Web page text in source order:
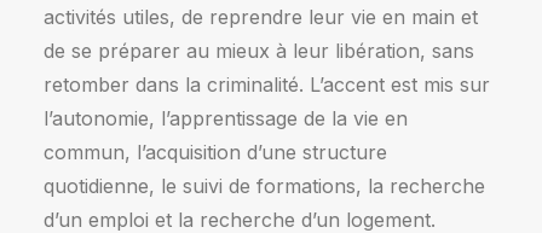
activités utiles, de reprendre leur vie en main et
de se préparer au mieux à leur libération, sans
retomber dans la criminalité. L’accent est mis sur
l’autonomie, l’apprentissage de la vie en
commun, l’acquisition d’une structure
quotidienne, le suivi de formations, la recherche
d’un emploi et la recherche d’un logement.